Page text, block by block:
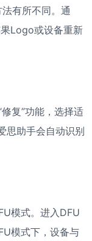
有所不同。通
Logo或设备重新
复”功能，选择适
思助手会自动识别
模式。进入DFU
模式下，设备与